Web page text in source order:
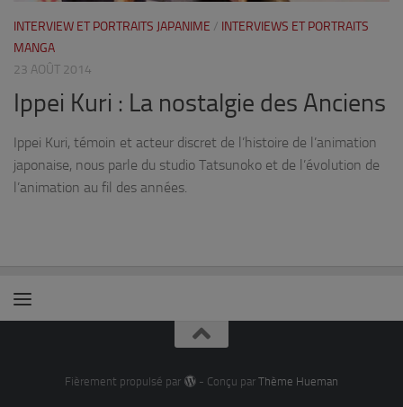
INTERVIEW ET PORTRAITS JAPANIME / INTERVIEWS ET PORTRAITS
MANGA
23 AOÛT 2014
Ippei Kuri : La nostalgie des Anciens
Ippei Kuri, témoin et acteur discret de l’histoire de l’animation
japonaise, nous parle du studio Tatsunoko et de l’évolution de
l’animation au fil des années.
Fièrement propulsé par - Conçu par Thème Hueman